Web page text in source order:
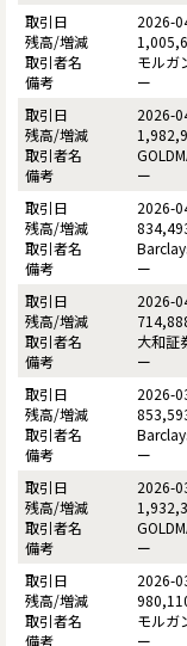
2026-
モルガ
ー
2026-
ー
2026-
ー
2026-
大和証
ー
2026-
ー
2026-
ー
2026-
モルガ
ー